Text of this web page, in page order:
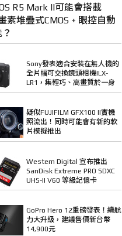
R5 Mark II可能會搭載
素堆疊式CMOS + 眼控自動
Sony發表適合安裝在無人機的
全片幅可交換鏡頭相機ILX-
LR1，集輕巧、高畫質於一身
疑似FUJIFILM GFX100 II實機
照流出！同時可能會有新的軟
片模擬推出
Western Digital 宣布推出
SanDisk Extreme PRO SDXC
UHS-II V60 等級記憶卡
GoPro Hero 12重磅發表！續航
力大升級，建議售價新台幣
14,900元